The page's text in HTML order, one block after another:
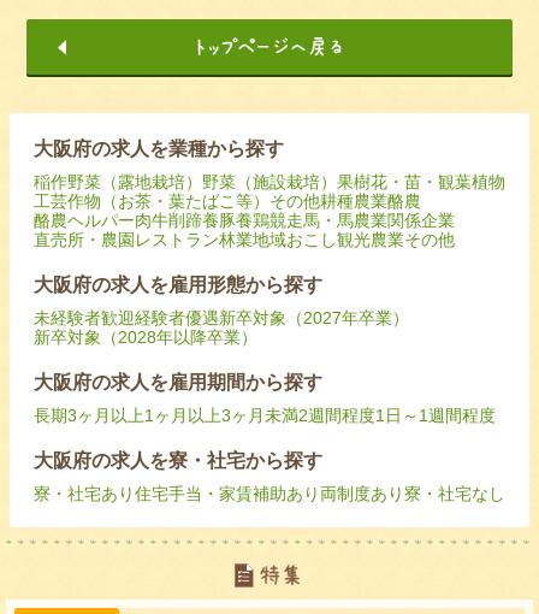
大阪府の求人を業種から探す
稲作野菜（露地栽培） 野菜（施設栽培） 果樹花・苗・観葉植物
工芸作物（お茶・葉たばこ等） その他耕種農業酪農
酪農ヘルパー肉牛削蹄養豚養鶏競走馬・馬農業関係企業
直売所・農園レストラン林業地域おこし観光農業その他
大阪府の求人を雇用形態から探す
未経験者歓迎経験者優遇新卒対象（2027年卒業）
新卒対象（2028年以降卒業）
大阪府の求人を雇用期間から探す
長期3ヶ月以上1ヶ月以上3ヶ月未満2週間程度1日～1週間程度
大阪府の求人を寮・社宅から探す
寮・社宅あり住宅手当・家賃補助あり 両制度あり寮・社宅なし